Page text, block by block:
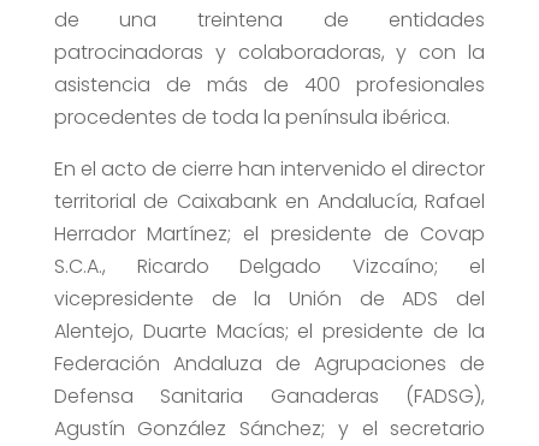
de una treintena de entidades
patrocinadoras y colaboradoras, y con la
asistencia de más de 400 profesionales
procedentes de toda la península ibérica.
En el acto de cierre han intervenido el director
territorial de Caixabank en Andalucía, Rafael
Herrador Martínez; el presidente de Covap
S.C.A., Ricardo Delgado Vizcaíno; el
vicepresidente de la Unión de ADS del
Alentejo, Duarte Macías; el presidente de la
Federación Andaluza de Agrupaciones de
Defensa Sanitaria Ganaderas (FADSG),
Agustín González Sánchez; y el secretario